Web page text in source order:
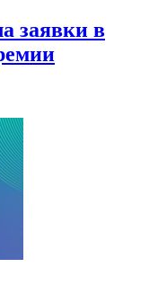
заявки в